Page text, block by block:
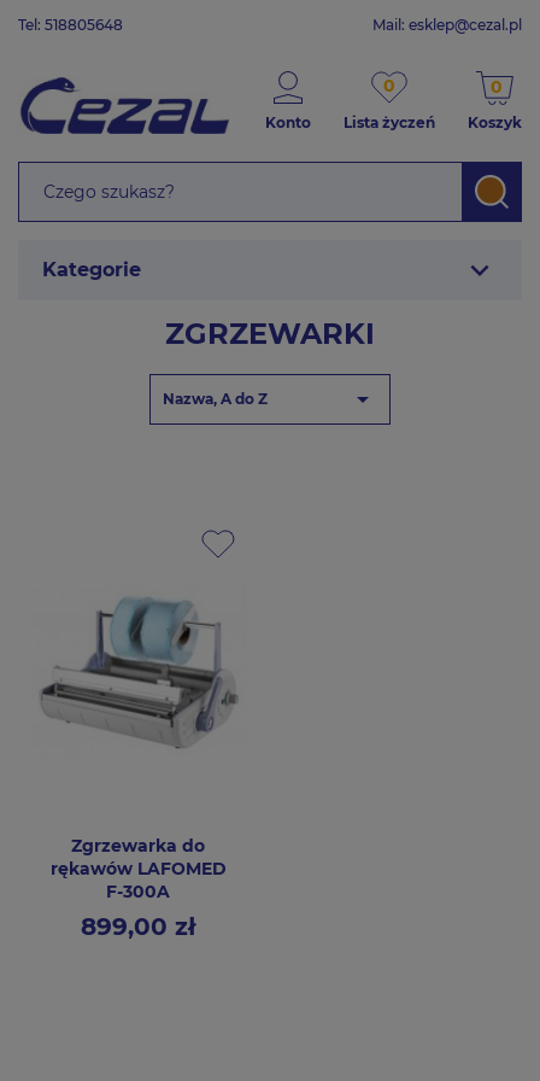
Tel: 518805648 Mail: esklep@cezal.pl
Konto
0
Lista życzeń
0
Koszyk
Kategorie expand_more
ZGRZEWARKI
Nazwa, A do Z 
Zgrzewarka do
rękawów LAFOMED
F-300A
Cena899,00 zł